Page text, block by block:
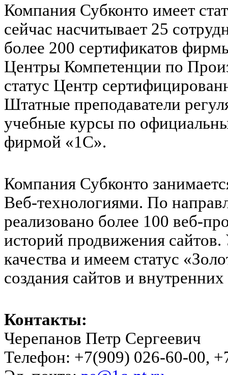
Компания Субконто имеет
сейчас насчитывает 25
более 200 сертификатов
Центры Компетенции по
статус Центр
Штатные преподаватели
учебные курсы по
фирмой «1С».
Компания Субконто
Веб-технологиями. По
реализовано более 100 веб-
историй продвижения
качества и имеем статус
создания сайтов и
Контакты:
Черепанов Петр Сергеевич
Телефон: +7(909) 026-60-00,